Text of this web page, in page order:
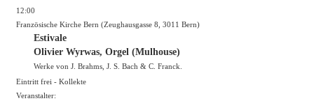
12:00
Französische Kirche Bern (Zeughausgasse 8, 3011 Bern)
Estivale
Olivier Wyrwas, Orgel (Mulhouse)
Werke von J. Brahms, J. S. Bach & C. Franck.
Eintritt frei - Kollekte
Veranstalter: